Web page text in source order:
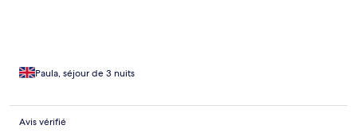
Paula, séjour de 3 nuits
Avis vérifié